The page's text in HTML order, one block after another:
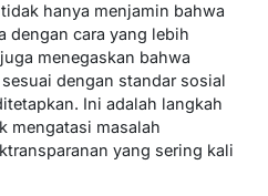
hanya menjamin bahwa
dengan cara yang lebih
menegaskan bahwa
dengan standar sosial
Ini adalah langkah
mengatasi masalah
yang sering kali